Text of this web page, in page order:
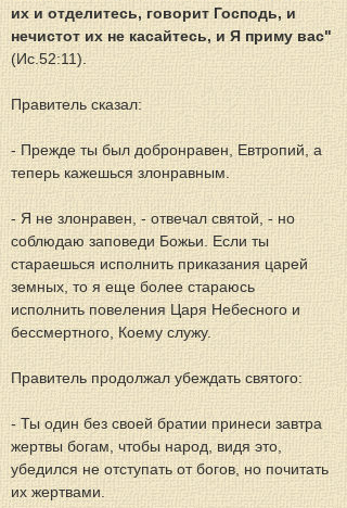
их и отделитесь, говорит Господь, и
нечистот их не касайтесь, и Я приму вас"
(Ис.52:11).
Правитель сказал:
- Прежде ты был добронравен, Евтропий, а
теперь кажешься злонравным.
- Я не злонравен, - отвечал святой, - но
соблюдаю заповеди Божьи. Если ты
стараешься исполнить приказания царей
земных, то я еще более стараюсь
исполнить повеления Царя Небесного и
бессмертного, Коему служу.
Правитель продолжал убеждать святого:
- Ты один без своей братии принеси завтра
жертвы богам, чтобы народ, видя это,
убедился не отступать от богов, но почитать
их жертвами.